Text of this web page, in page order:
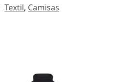
Textil, Camisas